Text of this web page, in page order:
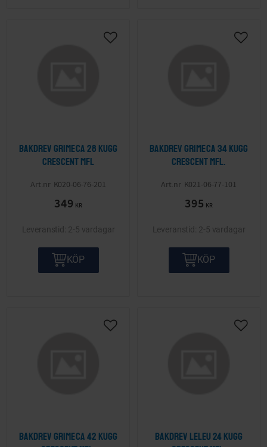
Bakdrev Grimeca 28 kugg
Crescent mfl
K020-06-76-201
349 KR
Lägg till i önskelista
2-5 vardagar
KÖP
Bakdrev Grimeca 34 kugg
Crescent mfl.
K021-06-77-101
395 KR
Lägg
2-5 vardagar
KÖP
Bakdrev Grimeca 42 kugg
Lägg till i önskelista
Bakdrev Leleu 24 kugg
Lägg